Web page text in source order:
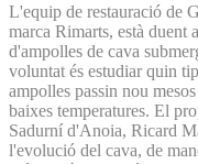
L'equip de restauració de
marca Rimarts, està duent
d'ampolles de cava
voluntat és estudiar quin
ampolles passin nou
baixes temperatures. El
Sadurní d'Anoia, Ricard
l'evolució del cava, de